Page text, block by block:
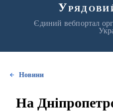
Єдиний вебпортал
Новини
На